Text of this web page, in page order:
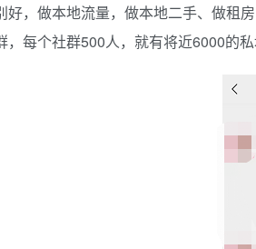
好，做本地流量，做本地二手、做租
，每个社群500人，就有将近6000的私